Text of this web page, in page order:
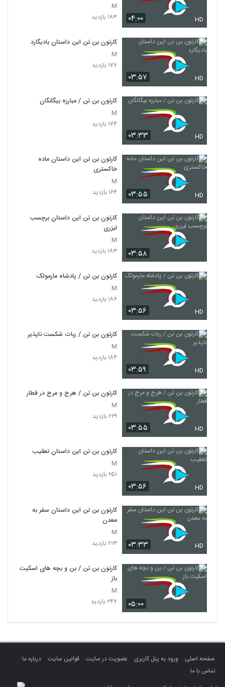
۰۴:۰۰ HD
M
۱۸۳ بازدید
۰۳:۵۷ HD
کارتون بن تن این داستان بادیگارد
M
۱۷۷ بازدید
۰۳:۳۳ HD
کارتون بن تن / مبارزه بیگانگان
M
۱۷۴ بازدید
۰۳:۵۵ HD
کارتون بن تن این داستان ماده
خاکستری
M
۱۶۴ بازدید
۰۳:۵۸
کارتون بن تن این داستان برچسب
لیزری
M
۱۸۳ بازدید
۰۳:۵۶ HD
کارتون بن تن / پادشاه مارمولک
M
۱۸۶ بازدید
۰۳:۵۹ HD
کارتون بن تن / ربات شکست ناپذیر
M
۱۸۴ بازدید
۰۳:۵۵ HD
کارتون بن تن / هرج و مرج در قطار
M
۲۲۹ بازدید
۰۳:۵۶ HD
کارتون بن تن این داستان تعقیب
M
۲۵۱ بازدید
۰۳:۳۳ HD
کارتون بن تن این داستان سفر به
معدن
M
۲۱۳ بازدید
۰۵:۰۰
کارتون بن تن / بن و بچه های اسکیت
باز
M
۲۴۷ بازدید
صفحه اصلی ورود به پنل کاربری عضویت در سایت قوانین سایت
درباره ما
تماس با ما